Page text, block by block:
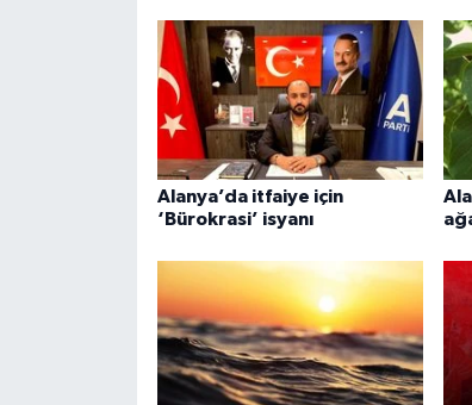
Alanya’da itfaiye için
‘Bürokrasi’ isyanı